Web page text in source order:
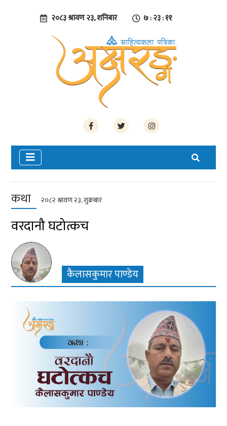
२०८३ श्रावण २३, शनिबार ७ : २३ : १२
कथा २०८२ श्रावण २३, शुक्रबार
वरदानौ घटोत्कच
कैलासकुमार पाण्डेय